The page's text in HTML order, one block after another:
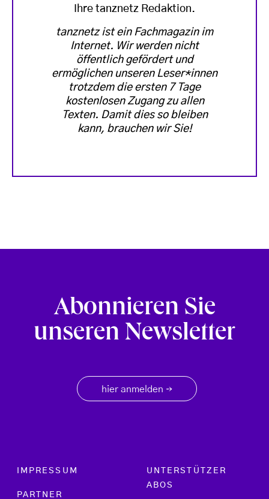
Ihre tanznetz Redaktion.
tanznetz ist ein Fachmagazin im
Internet. Wir werden nicht
öffentlich gefördert und
ermöglichen unseren Leser*innen
trotzdem die ersten 7 Tage
kostenlosen Zugang zu allen
Texten. Damit dies so bleiben
kann, brauchen wir Sie!
Abonnieren Sie
unseren Newsletter
hier anmelden →
Footer menu
IMPRESSUM
PARTNER
UNTERSTÜTZER
ABOS